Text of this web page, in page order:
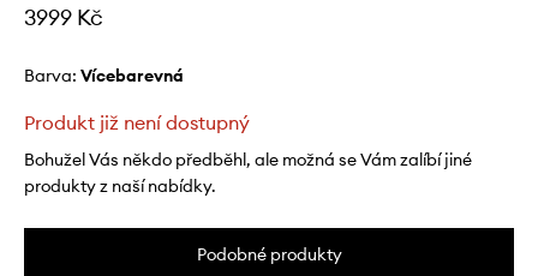
3999 Kč
Barva: vícebarevná
Produkt již není dostupný
Bohužel Vás někdo předběhl, ale možná se Vám zalíbí jiné
produkty z naší nabídky.
Podobné produkty